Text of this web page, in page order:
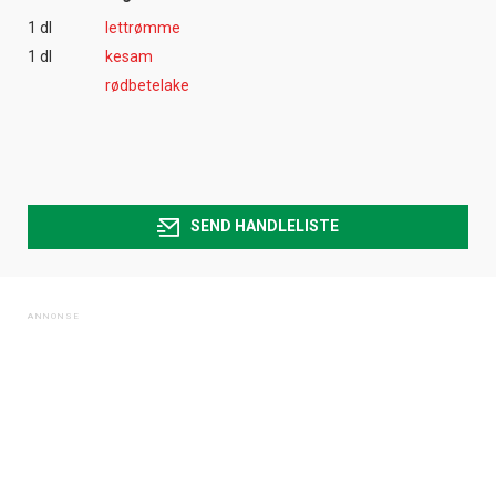
1 dl
lettrømme
1 dl
kesam
rødbetelake
SEND HANDLELISTE